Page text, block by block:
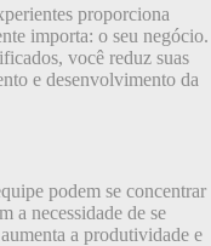
proporciona
importa: o seu negócio.
você reduz suas
e desenvolvimento da
podem se concentrar
a necessidade de se
a produtividade e